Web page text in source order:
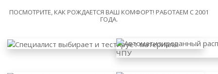
ПОСМОТРИТЕ, КАК РОЖДАЕТСЯ ВАШ КОМФОРТ! РАБОТАЕМ С 2001
ГОДА.